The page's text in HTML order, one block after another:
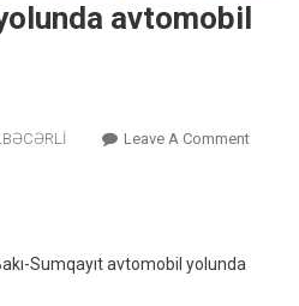
avtomobil
Leave A CommentOn
Sumqayıt avtomobil yolunda